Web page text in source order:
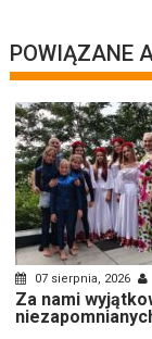
POWIĄZANE
07 sierpnia, 2026
Za nami